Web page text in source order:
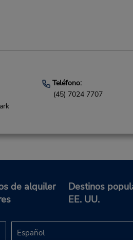
Teléfono:
(45) 7024 7707
de alquiler
Destinos
EE. UU.